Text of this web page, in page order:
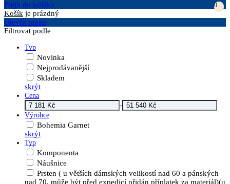
Přejít do košíku
0
Košík je prázdný
Otevřít menu
Filtrovat podle
Typ
Novinka
Nejprodávanější
Skladem
skrýt
Cena
-
Výrobce
Bohemia Garnet
skrýt
Typ
Komponenta
Náušnice
Prsten ( u větších dámských velikostí nad 60 a pánských
nad 70, může být před expedicí přidán příplatek za materiál)(u